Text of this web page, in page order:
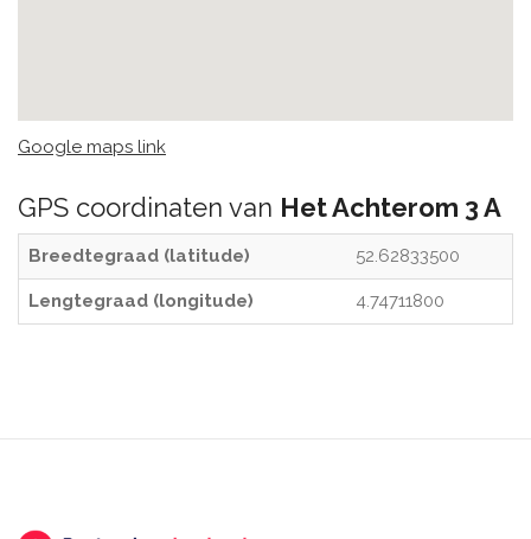
Google maps link
GPS coordinaten van Het Achterom 3 A
Breedtegraad (latitude) 52.62833500
Lengtegraad (longitude) 4.74711800